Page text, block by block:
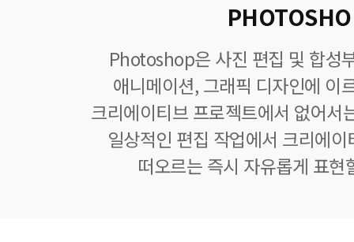
Photoshop은 사진 편집 및 합성
애니메이션, 그래픽 디자인에 이
크리에이티브 프로젝트에서 없어서
일상적인 편집 작업에서 크리에
떠오르는 즉시 자유롭게 표현